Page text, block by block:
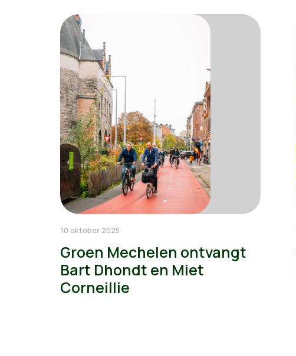
10 oktober 2025
Groen Mechelen ontvangt
Bart Dhondt en Miet
Corneillie